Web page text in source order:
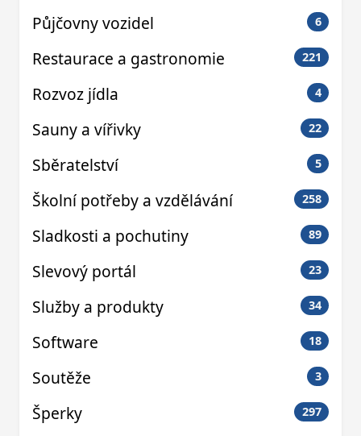
Půjčovny vozidel 6
Restaurace a gastronomie 221
Rozvoz jídla 4
Sauny a vířivky 22
Sběratelství 5
Školní potřeby a vzdělávání 258
Sladkosti a pochutiny 89
Slevový portál 23
Služby a produkty 34
Software 18
Soutěže 3
Šperky 297